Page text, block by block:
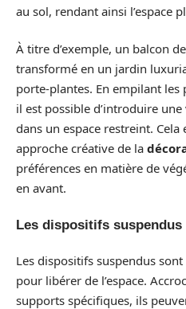
au sol, rendant ainsi l’espace
À titre d’exemple, un balcon
transformé en un jardin
porte-plantes. En empilant
il est possible d’introduire
dans un espace restreint.
approche créative de la
préférences en matière de
en avant.
Les dispositifs suspendus
Les dispositifs suspendus
pour libérer de l’espace.
supports spécifiques, ils